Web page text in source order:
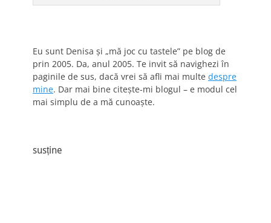
Eu sunt Denisa și „mă joc cu tastele” pe blog de
prin 2005. Da, anul 2005. Te invit să navighezi în
paginile de sus, dacă vrei să afli mai multe despre
mine. Dar mai bine citește-mi blogul – e modul cel
mai simplu de a mă cunoaște.
susține